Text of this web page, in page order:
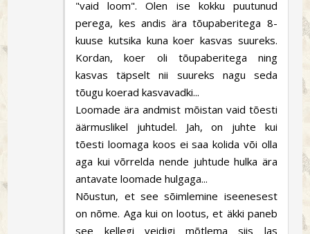
"vaid loom". Olen ise kokku puutunud
perega, kes andis ära tõupaberitega 8-
kuuse kutsika kuna koer kasvas suureks.
Kordan, koer oli tõupaberitega ning
kasvas täpselt nii suureks nagu seda
tõugu koerad kasvavadki...
Loomade ära andmist mõistan vaid tõesti
äärmuslikel juhtudel. Jah, on juhte kui
tõesti loomaga koos ei saa kolida või olla
aga kui võrrelda nende juhtude hulka ära
antavate loomade hulgaga...
Nõustun, et see sõimlemine iseenesest
on nõme. Aga kui on lootus, et äkki paneb
see kellegi veidigi mõtlema siis las